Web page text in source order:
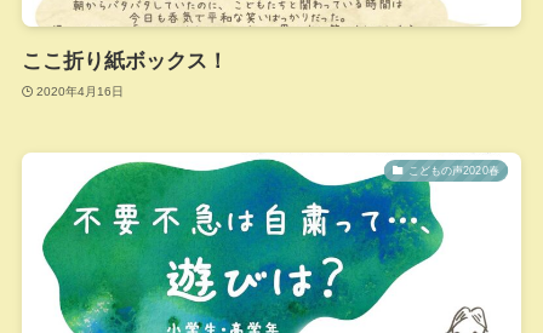
ここ折り紙ボックス！
2020年4月16日
こどもの声2020春